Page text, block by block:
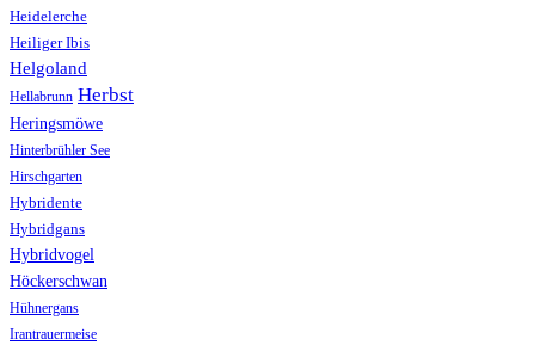
Heidelerche
Heiliger Ibis
Helgoland
Hellabrunn Herbst
Heringsmöwe
Hinterbrühler See
Hirschgarten
Hybridente
Hybridgans
Hybridvogel
Höckerschwan
Hühnergans
Irantrauermeise